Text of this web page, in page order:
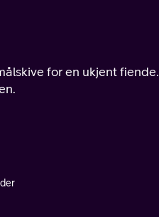
for en ukjent fiende.